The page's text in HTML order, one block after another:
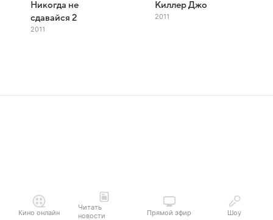
Никогда не
сдавайся 2
2011
Киллер Джо
2011
Кино онлайн
Читать
новости
Прямой эфир Шоу